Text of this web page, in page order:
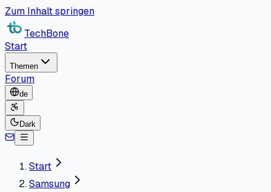
Zum Inhalt springen
TechBone
Start
Themen
Forum
de
Dark
Start
Samsung